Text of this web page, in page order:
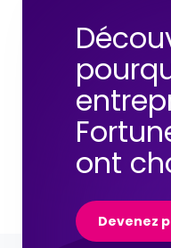
ont
Devenez